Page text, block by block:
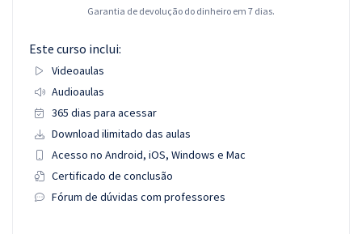
Garantia de devolução do dinheiro em 7 dias.
Este curso inclui:
Videoaulas
Audioaulas
365 dias para acessar
Download ilimitado das aulas
Acesso no Android, iOS, Windows e Mac
Certificado de conclusão
Fórum de dúvidas com professores